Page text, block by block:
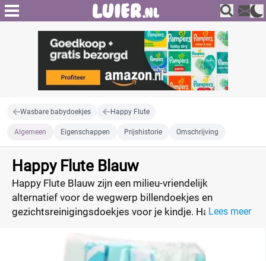
Wasbare babydoekjes Happy Flute
Algemeen Eigenschappen Prijshistorie Omschrijving
Happy Flute Blauw
Happy Flute Blauw zijn een milieu-vriendelijk
alternatief voor de wegwerp billendoekjes en
gezichtsreinigingsdoekjes voor je kindje. Happy Flute
zijn 23cm x 23cm groot. Bekijk hier de blauwe
doekjes en vergelijk prijzen.
Lees meer